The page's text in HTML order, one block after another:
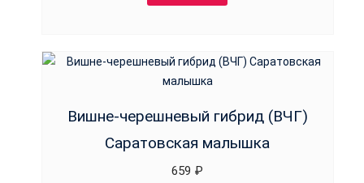
Вишне-черешневый гибрид (ВЧГ)
Саратовская малышка
659 ₽